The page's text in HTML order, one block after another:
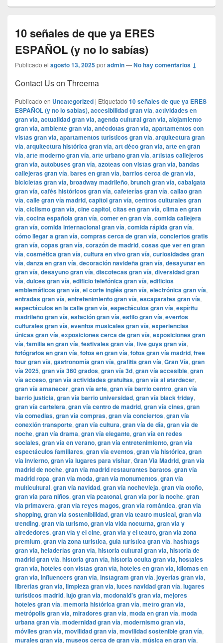
10 señales de que ya ERES
ESPAÑOL (y no lo sabías)
Publicado el agosto 13, 2025poradmin—No hay comentarios ↓
Contact Us on Threema
Publicado en Uncategorized | Etiquetado 10 señales de que ya ERES
ESPAÑOL (y no lo sabías), accesibilidad gran vía, actividades en
gran vía, actualidad gran vía, agenda cultural gran vía, alojamiento
gran vía, ambiente gran vía, anécdotas gran vía, apartamentos con
vistas gran vía, apartamentos turísticos gran vía, arquitectura gran
vía, arquitectura histórica gran vía, art déco gran vía, arte en gran
vía, arte moderno gran vía, arte urbano gran vía, artistas callejeros
gran vía, autobuses gran vía, azoteas con vistas gran vía, bandas
callejeras gran vía, bares en gran vía, barrios cerca de gran vía,
bicicletas gran vía, broadway madrileño, brunch gran vía, cabalgata
gran vía, cafés históricos gran vía, cafeterías gran vía, callao gran
vía, calle gran vía madrid, capitol gran vía, centros culturales gran
vía, ciclismo gran vía, cine capitol, citas en gran vía, clima en gran
vía, cocina española gran vía, comer en gran vía, comida callejera
gran vía, comida internacional gran vía, comida rápida gran vía,
cómo llegar a gran vía, compras cerca de gran vía, conciertos gratis
gran vía, copas gran vía, corazón de madrid, cosas que ver en gran
vía, cosmética gran vía, cultura en vivo gran vía, curiosidades gran
vía, danza en gran vía, decoración navideña gran vía, desayunar en
gran vía, desayuno gran vía, discotecas gran vía, diversidad gran
vía, dulces gran vía, edificio telefónica gran vía, edificios
emblemáticos gran vía, el corte inglés gran vía, electrónica gran vía,
entradas gran vía, entretenimiento gran vía, escaparates gran vía,
espectáculos en la calle gran vía, espectáculos gran vía, espíritu
madrileño gran vía, estación gran vía, estilo gran vía, eventos
culturales gran vía, eventos musicales gran vía, experiencias
únicas gran vía, exposiciones cerca de gran vía, exposiciones gran
vía, familia en gran vía, festivales gran vía, five guys gran vía,
fotógrafos en gran vía, fotos en gran vía, fotos gran vía madrid, free
tour gran vía, gastronomía gran vía, grafitis gran vía, Gran Vía, gran
vía 2025, gran vía 360 grados, gran vía 3d, gran vía accesible, gran
vía acceso, gran vía actividades gratuitas, gran vía al atardecer,
gran vía amanecer, gran vía arte, gran vía barrio centro, gran vía
barrio justicia, gran vía barrio universidad, gran vía black friday,
gran vía cartelera, gran vía centro de madrid, gran vía cines, gran
vía comedias, gran vía compras, gran vía conciertos, gran vía
conexión transporte, gran vía cultura, gran vía de día, gran vía de
noche, gran vía drama, gran vía elegante, gran vía en redes
sociales, gran vía en verano, gran vía entretenimiento, gran vía
espectáculos familiares, gran vía eventos, gran vía histórica, gran
vía invierno, gran vía lugares para visitar, ​​Gran Via Madrid, gran vía
madrid de noche, gran vía madrid restaurantes baratos, gran vía
madrid ropa, gran vía moda, gran vía monumentos, gran vía
multicultural, gran vía navidad, gran vía nochevieja, gran vía otoño,
gran vía para niños, gran vía peatonal, gran vía por la noche, gran
vía primavera, gran vía reyes magos, gran vía romántica, gran vía
shopping, gran vía sostenibilidad, gran vía teatro musical, gran vía
trending, gran vía turismo, gran vía vida nocturna, gran vía y
alrededores, gran vía y el cine, gran vía y el teatro, gran vía zona
premium, gran vía zona turística, guía turística gran vía, hashtags
gran vía, heladerías gran vía, historia cultural gran vía, historia de
madrid gran vía, historia gran vía, historia oculta gran vía, hostales
gran vía, hoteles con vistas gran vía, hoteles en gran vía, idiomas en
gran vía, influencers gran vía, instagram gran vía, joyerías gran vía,
librerías gran vía, limpieza gran vía, luces navidad gran vía, lugares
turísticos madrid, lujo gran vía, mcdonald’s gran vía, mejores
hoteles gran vía, memoria histórica gran vía, metro gran vía,
metrópolis gran vía, miradores gran vía, moda en gran vía, moda
urbana gran vía, modernidad gran vía, modernismo gran vía,
móviles gran vía, movilidad gran vía, movilidad sostenible gran vía,
murales gran vía, museos cerca de gran vía, música en gran vía,